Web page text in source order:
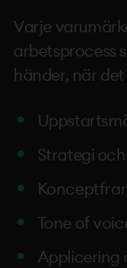
Varje
arbetsprocess
händer, när
Strategi
Tone of
Applicering